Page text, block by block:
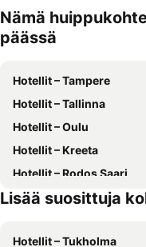
Nämä
päässä
Hotellit – Tampere
Hotellit – Tallinna
Hotellit – Oulu
Hotellit – Kreeta
Hotellit – Rodos Saari
Hotellit – Suomi
Lisää suosittuja
Hotellit – Tukholma